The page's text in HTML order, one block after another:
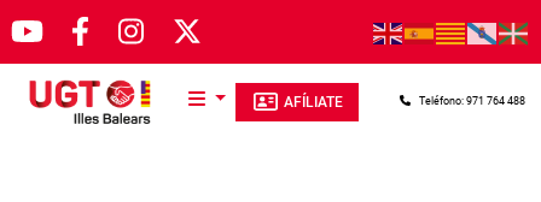
Pasar al contenido principal
AFÍLIATE Teléfono: 971 764 488